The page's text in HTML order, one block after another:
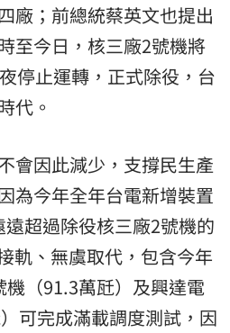
廠；前總統蔡英文也提出
至今日，核三廠2號機將
停止運轉，正式除役，台
代。
會因此減少，支撐民生產
為今年全年台電新增裝置
超過除役核三廠2號機的
軌、無虞取代，包含今年
機（91.3萬瓩）及興達電
可完成滿載調度測試，因